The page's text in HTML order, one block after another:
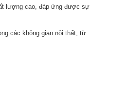
lượng cao, đáp ứng được sự
các không gian nội thất, từ